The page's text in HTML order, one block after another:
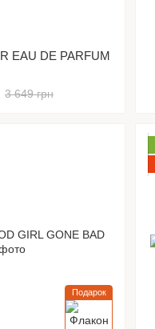
EAU DE PARFUM
3 649 грн
Подарок